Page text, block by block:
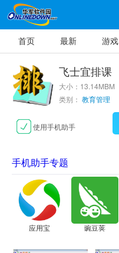
首页 最新 游戏
飞士宜排课
大小：13.14MBM
类别： 教育管理
使用手机助手
手机助手专题
应用宝 豌豆荚